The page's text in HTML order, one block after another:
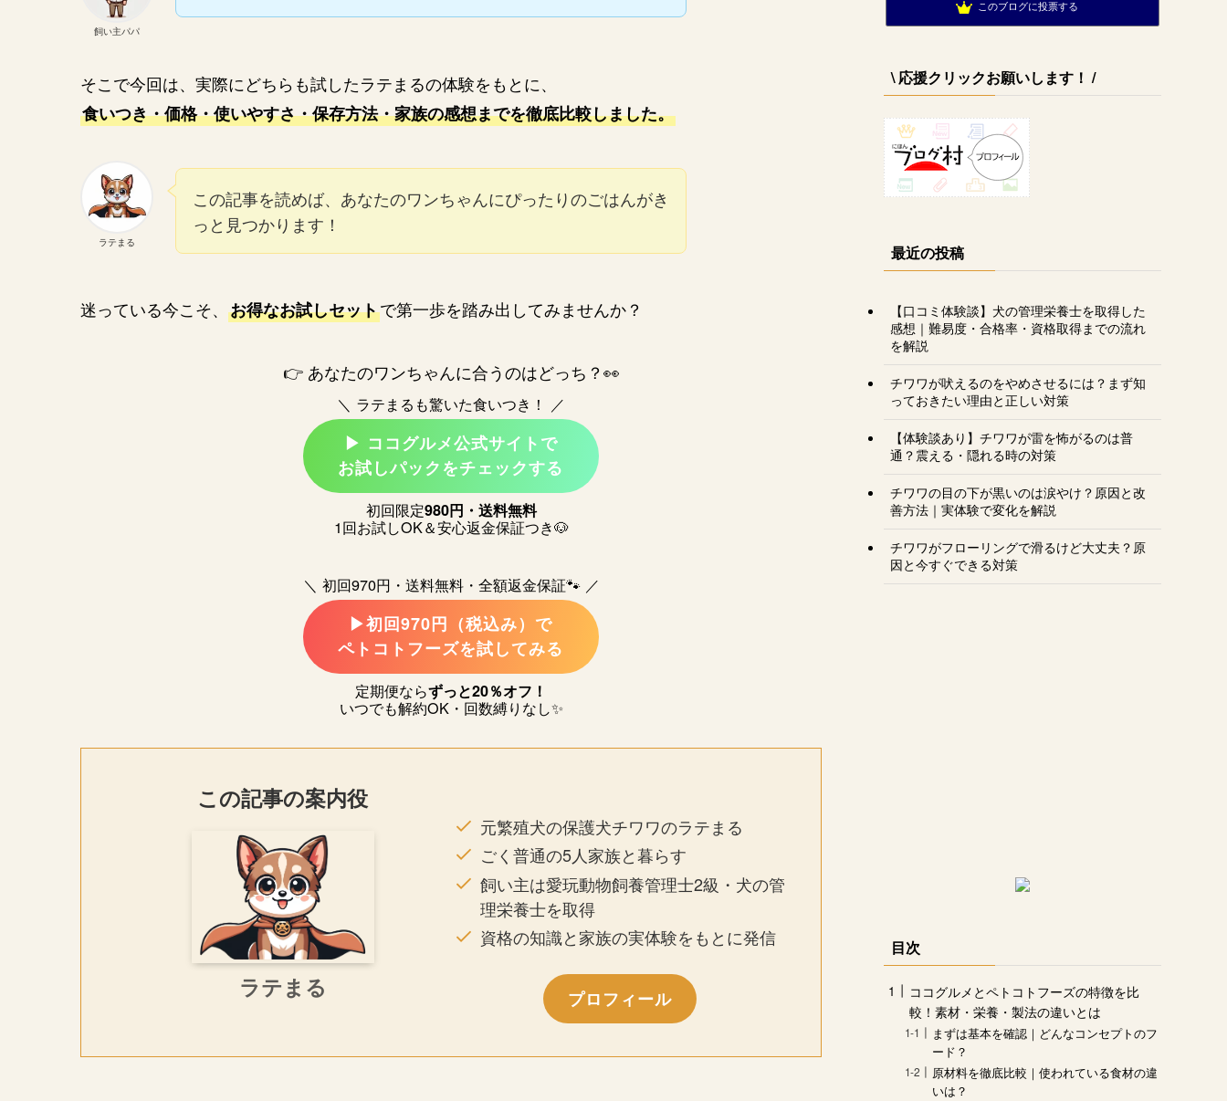
飼い主パパ
そこで今回は、実際にどちらも試したラテまるの体験をもとに、
食いつき・価格・使いやすさ・保存方法・家族の感想までを徹底比較しました。
ラテまる
この記事を読めば、あなたのワンちゃんにぴったりのごはんがき
っと見つかります！
迷っている今こそ、 お得なお試しセットで第一歩を踏み出してみませんか？
👉 あなたのワンちゃんに合うのはどっち？👀
＼ ラテまるも驚いた食いつき！ ／
▶ ココグルメ公式サイトで
お試しパックをチェックする
初回限定980円・送料無料
1回お試しOK＆安心返金保証つき🐶
＼ 初回970円・送料無料・全額返金保証🐾 ／
▶初回970円（税込み）で
ペトコトフーズを試してみる
定期便ならずっと20％オフ！
いつでも解約OK・回数縛りなし✨
この記事の案内役
ラテまる
元繁殖犬の保護犬チワワのラテまる
ごく普通の5人家族と暮らす
飼い主は愛玩動物飼養管理士2級・犬の管
理栄養士を取得
資格の知識と家族の実体験をもとに発信
プロフィール
ロングコートチワワのティラ&ぴぃーち&チェル&エピ&シュシュ
このブログに投票する
\ 応援クリックお願いします！ /
最近の投稿
【口コミ体験談】犬の管理栄養士を取得した
感想｜難易度・合格率・資格取得までの流れ
を解説
チワワが吠えるのをやめさせるには？まず知
っておきたい理由と正しい対策
【体験談あり】チワワが雷を怖がるのは普
通？震える・隠れる時の対策
チワワの目の下が黒いのは涙やけ？原因と改
善方法｜実体験で変化を解説
チワワがフローリングで滑るけど大丈夫？原
因と今すぐできる対策
目次
ココグルメとペトコトフーズの特徴を比
較！素材・栄養・製法の違いとは
まずは基本を確認｜どんなコンセプトのフ
ード？
原材料を徹底比較｜使われている食材の違
いは？